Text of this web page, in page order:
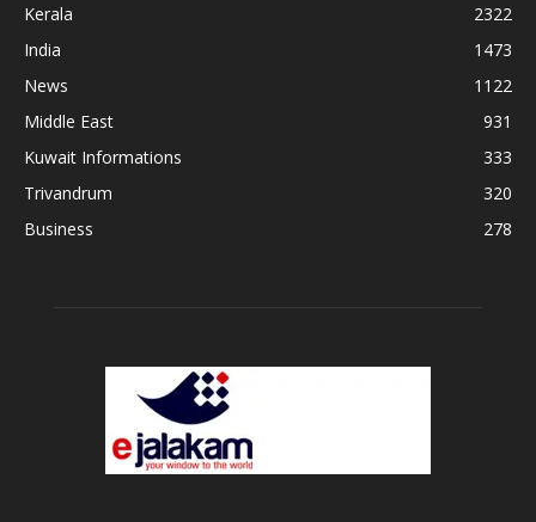
Kerala
2322
India
1473
News
1122
Middle East
931
Kuwait Informations
333
Trivandrum
320
Business
278